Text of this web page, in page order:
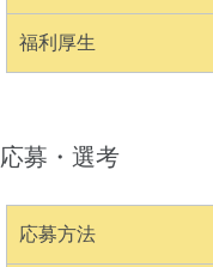
福利厚生
応募・選考
応募方法